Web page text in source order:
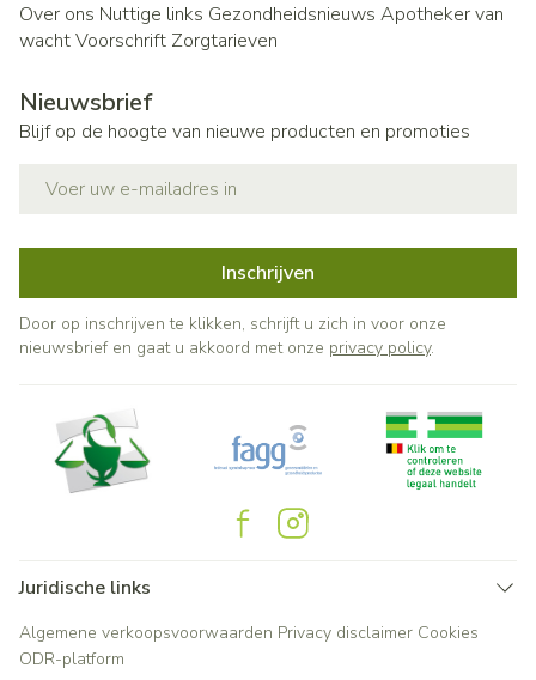
Over ons Nuttige links Gezondheidsnieuws Apotheker van
wachtVoorschrift Zorgtarieven
Nieuwsbrief
Blijf op de hoogte van nieuwe producten en promoties
Inschrijven
Door op inschrijven te klikken, schrijft u zich in voor onze
nieuwsbrief en gaat u akkoord met onze privacy policy.
Juridische links
Algemene verkoopsvoorwaarden Privacy disclaimer Cookies
ODR-platform